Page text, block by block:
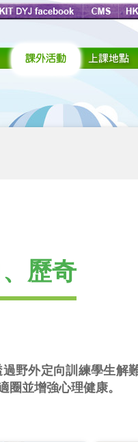
歷奇
野外定向訓練學生解
並增強心理健康。